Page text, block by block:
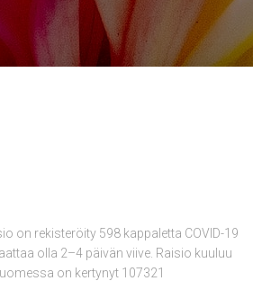
on rekisteröity 598 kappaletta COVID-19
olla 2–4 päivän viive. Raisio kuuluu
on kertynyt 107321